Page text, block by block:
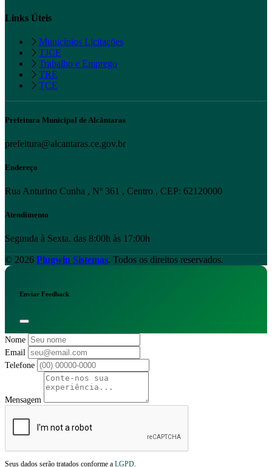
Links Úteis
Municípios Licitações
TJCE
Trabalho e Emprego
TRE
TCE
Prefeitura Municipal de Alcântaras
prefeitura@alcantaras.ce.gov.br
Endereço
Rua Anturino Cunha , Nº 361 , Centro , CEP: 62120000
Atendimento
Segunda à Sexta. das 8:00h às 17:00h
© 2026 Plugwin Sistemas. Todos os direitos reservados.
Enviar Feedback
Nome
Email
Telefone
Mensagem
Seus dados serão tratados conforme a LGPD.